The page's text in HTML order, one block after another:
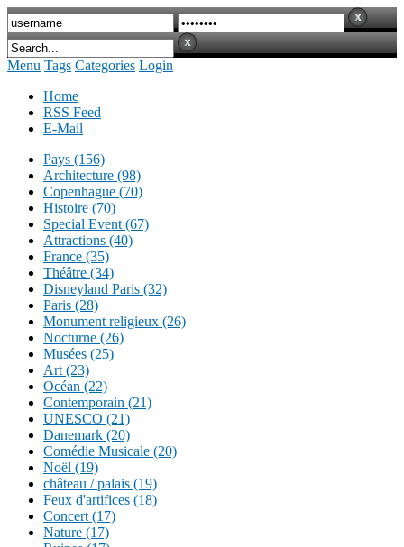
Menu Tags Categories Login
Home
RSS Feed
E-Mail
Pays (156)
Architecture (98)
Copenhague (70)
Histoire (70)
Special Event (67)
Attractions (40)
France (35)
Théâtre (34)
Disneyland Paris (32)
Paris (28)
Monument religieux (26)
Nocturne (26)
Musées (25)
Art (23)
Océan (22)
Contemporain (21)
UNESCO (21)
Danemark (20)
Comédie Musicale (20)
Noël (19)
château / palais (19)
Feux d'artifices (18)
Concert (17)
Nature (17)